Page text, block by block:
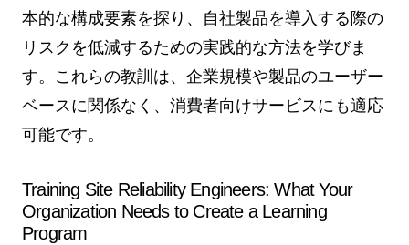
本的な構成要素を探り、自社製品を導入する際の
リスクを低減するための実践的な方法を学びま
す。これらの教訓は、企業規模や製品のユーザー
ベースに関係なく、消費者向けサービスにも適応
可能です。
Training Site Reliability Engineers: What Your
Organization Needs to Create a Learning
Program